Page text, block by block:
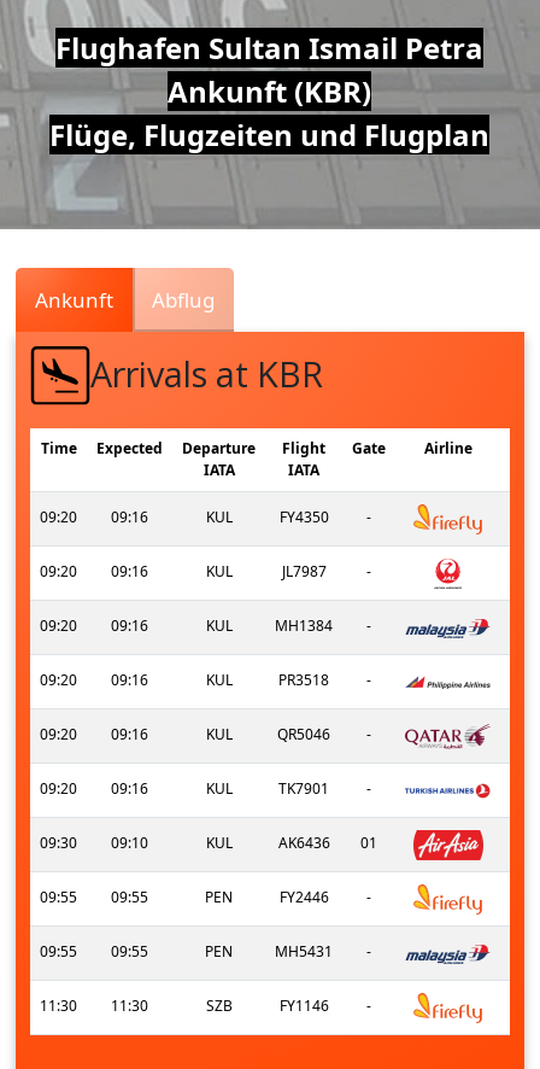
Air
Traffic
Live
Flughafen Sultan Ismail Petra
Ankunft (KBR)
Flüge, Flugzeiten und Flugplan
Ankunft Abflug
Arrivals at KBR
Time Expected
Departure
IATA
Flight
IATA
Gate Airline
09:20 09:16 KUL FY4350 -
09:20 09:16 KUL JL7987 -
09:20 09:16 KUL MH1384 -
09:20 09:16 KUL PR3518 -
09:20 09:16 KUL QR5046 -
09:20 09:16 KUL TK7901 -
09:30 09:10 KUL AK6436 01
09:55 09:55 PEN FY2446 -
09:55 09:55 PEN MH5431 -
11:30 11:30 SZB FY1146 -